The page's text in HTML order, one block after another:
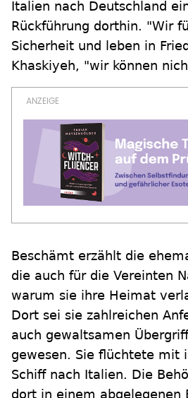
Italien nach Deutschland
Rückführung dorthin. "Wir
Sicherheit und leben in
Khaskiyeh, "wir können
Beschämt erzählt die
die auch für die Vereinten
warum sie ihre Heimat
Dort sei sie zahlreichen
auch gewaltsamen
gewesen. Sie flüchtete mit
Schiff nach Italien. Die
dort in einem abgelegenen